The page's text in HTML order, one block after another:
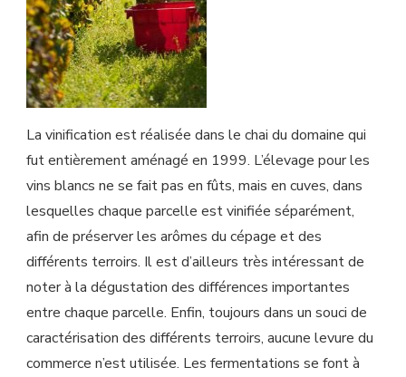
La vinification est réalisée dans le chai du domaine qui
fut entièrement aménagé en 1999. L’élevage pour les
vins blancs ne se fait pas en fûts, mais en cuves, dans
lesquelles chaque parcelle est vinifiée séparément,
afin de préserver les arômes du cépage et des
différents terroirs. Il est d’ailleurs très intéressant de
noter à la dégustation des différences importantes
entre chaque parcelle. Enfin, toujours dans un souci de
caractérisation des différents terroirs, aucune levure du
commerce n’est utilisée. Les fermentations se font à